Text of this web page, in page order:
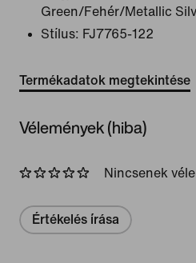
Green/Fehér/Metallic
Stílus: FJ7765-122
Termékadatok megtekintése
Vélemények (hiba)
Nincsenek
Értékelés írása